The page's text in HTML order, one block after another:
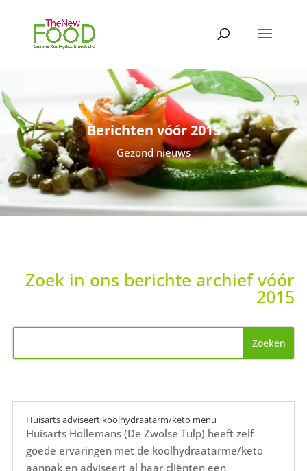
Berichten vóór 2015
Gezond nieuws
Zoek in ons berichte archief vóór
2015
Huisarts adviseert koolhydraatarm/keto menu
Huisarts Hollemans (De Zwolse Tulp) heeft zelf
goede ervaringen met de koolhydraatarme/keto
aanpak en adviseert al haar cliënten een